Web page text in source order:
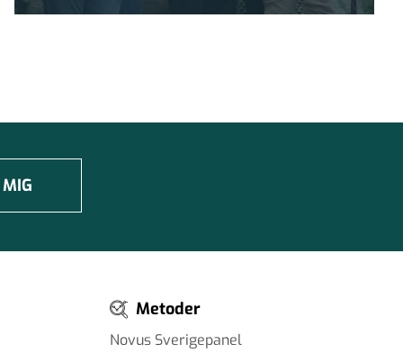
Metoder
Novus Sverigepanel